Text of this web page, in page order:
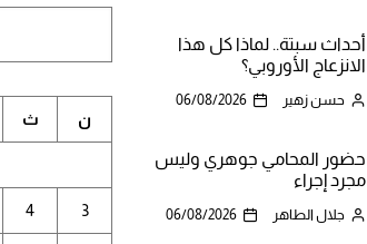
أحداث سبتة.. لماذا كل هذا
الانزعاج الأوروبي؟
حسن زهير 06/08/2026
حضور المحامي جوهري وليس
مجرد إجراء
جلال الطاهر 06/08/2026
ن ث
3
4